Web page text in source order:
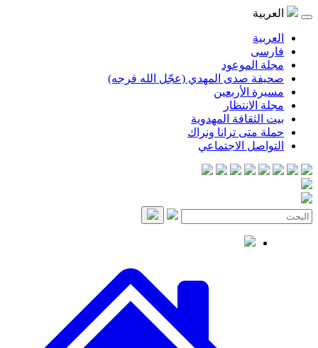
المهدي (عجّل الله فرجه)
المهدوية
ترانا ونراك
الاجتماعي